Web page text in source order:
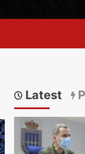
Latest